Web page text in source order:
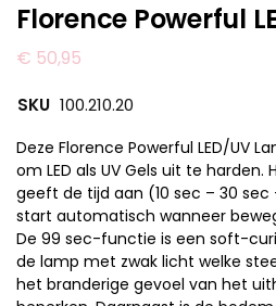
Florence Powerful
€ 50,95
SKU 100.210.20
Deze Florence Powerful LED/UV
om LED als UV Gels uit te
geeft de tijd aan (10 sec – 30
start automatisch wanneer
De 99 sec-functie is een soft-
de lamp met zwak licht welke
het branderige gevoel van het